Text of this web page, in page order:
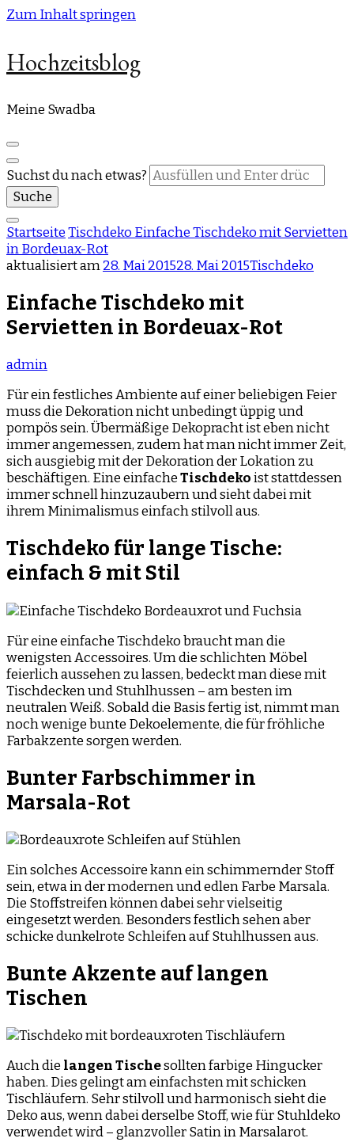
Zum Inhalt springen
Hochzeitsblog
Meine Swadba
Suchst du nach etwas?
StartseiteTischdeko Einfache Tischdeko mit Servietten
in Bordeuax-Rot
aktualisiert am28. Mai 201528. Mai 2015Tischdeko
Einfache Tischdeko mit
Servietten in Bordeuax-Rot
admin
Für ein festliches Ambiente auf einer beliebigen Feier
muss die Dekoration nicht unbedingt üppig und
pompös sein. Übermäßige Dekopracht ist eben nicht
immer angemessen, zudem hat man nicht immer Zeit,
sich ausgiebig mit der Dekoration der Lokation zu
beschäftigen. Eine einfacheTischdekoist stattdessen
immer schnell hinzuzaubern und sieht dabei mit
ihrem Minimalismus einfach stilvoll aus.
Tischdeko für lange Tische:
einfach & mit Stil
Für eine einfache Tischdeko braucht man die
wenigsten Accessoires. Um die schlichten Möbel
feierlich aussehen zu lassen, bedeckt man diese mit
Tischdecken und Stuhlhussen – am besten im
neutralen Weiß. Sobald die Basis fertig ist, nimmt man
noch wenige bunte Dekoelemente, die für fröhliche
Farbakzente sorgen werden.
Bunter Farbschimmer in
Marsala-Rot
Ein solches Accessoire kann ein schimmernder Stoff
sein, etwa in der modernen und edlen Farbe Marsala.
Die Stoffstreifen können dabei sehr vielseitig
eingesetzt werden. Besonders festlich sehen aber
schicke dunkelrote Schleifen auf Stuhlhussen aus.
Bunte Akzente auf langen
Tischen
Auch die langen Tischesollten farbige Hingucker
haben. Dies gelingt am einfachsten mit schicken
Tischläufern. Sehr stilvoll und harmonisch sieht die
Deko aus, wenn dabei derselbe Stoff, wie für Stuhldeko
verwendet wird – glanzvoller Satin in Marsalarot.